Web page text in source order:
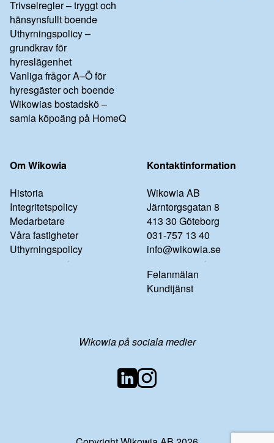
Trivselregler – tryggt och
hänsynsfullt boende
Uthyrningspolicy –
grundkrav för
hyreslägenhet
Vanliga frågor A–Ö för
hyresgäster och boende
Wikowias bostadskö –
samla köpoäng på HomeQ
Om Wikowia
Historia
Integritetspolicy
Medarbetare
Våra fastigheter
Uthyrningspolicy
Kontaktinformation
Wikowia AB
Järntorgsgatan 8
413 30 Göteborg
031-757 13 40
info@wikowia.se
Felanmälan
Kundtjänst
Wikowia på sociala medier